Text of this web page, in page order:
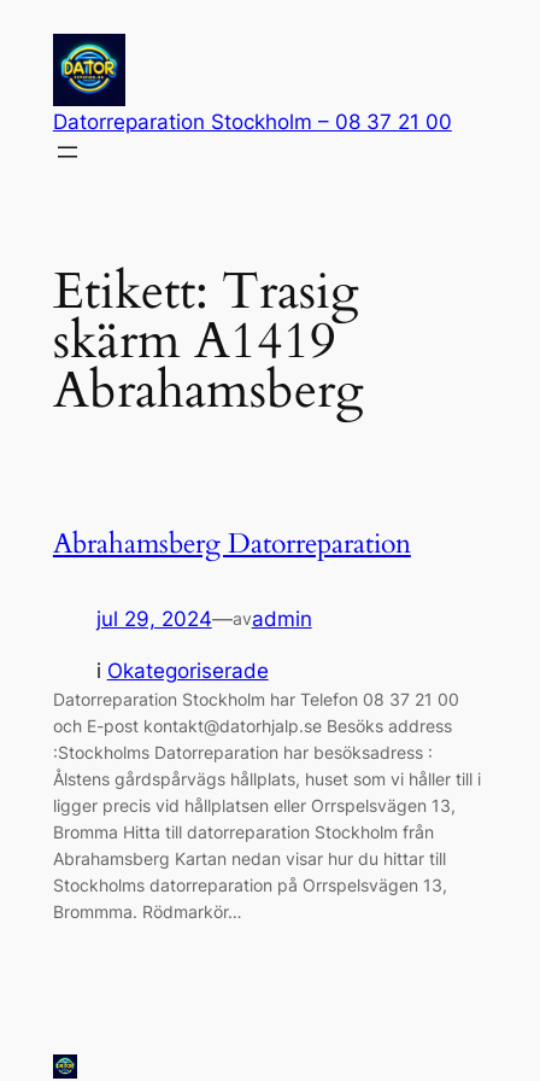
innehåll
Datorreparation Stockholm – 08 37 21 00
Etikett: Trasig
skärm A1419
Abrahamsberg
Abrahamsberg Datorreparation
jul 29, 2024—avadmin
i Okategoriserade
Datorreparation Stockholm har Telefon 08 37 21 00
och E-post kontakt@datorhjalp.se Besöks address
:Stockholms Datorreparation har besöksadress :
Ålstens gårdspårvägs hållplats, huset som vi håller till i
ligger precis vid hållplatsen eller Orrspelsvägen 13,
Bromma Hitta till datorreparation Stockholm från
Abrahamsberg Kartan nedan visar hur du hittar till
Stockholms datorreparation på Orrspelsvägen 13,
Brommma. Rödmarkör…